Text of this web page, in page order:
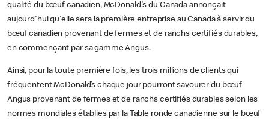
qualité du bœuf canadien, McDonald's du Canada annonçait
aujourd'hui qu'elle sera la première entreprise au Canada à servir du
bœuf canadien provenant de fermes et de ranchs certifiés durables,
en commençant par sa gamme Angus.
Ainsi, pour la toute première fois, les trois millions de clients qui
fréquentent McDonald’s chaque jour pourront savourer du bœuf
Angus provenant de fermes et de ranchs certifiés durables selon les
normes mondiales établies par la Table ronde canadienne sur le bœuf